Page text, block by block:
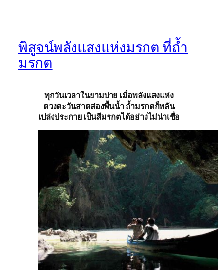
พิสูจน์พลังแสงแห่งมรกต ที่ถ้ำ
มรกต
ทุกวันเวลาในยามบ่าย เมื่อพลังแสงแห่ง
ดวงตะวันสาดส่องพื้นน้ำ ถ้ำมรกตก็พลัน
เปล่งประกาย เป็นสีมรกตได้อย่างไม่น่าเชื่อ